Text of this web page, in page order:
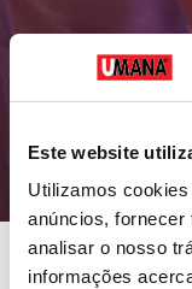
Este website
Utilizamos
anúncios, fornecer
analisar o nosso
informações